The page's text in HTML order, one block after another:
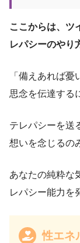
ここからは、ツ
レパシーのやり
「備えあれば
思念を伝達する
テレパシーを送
想いを念じるの
あなたの純粋な
レパシー能力を
性エネ